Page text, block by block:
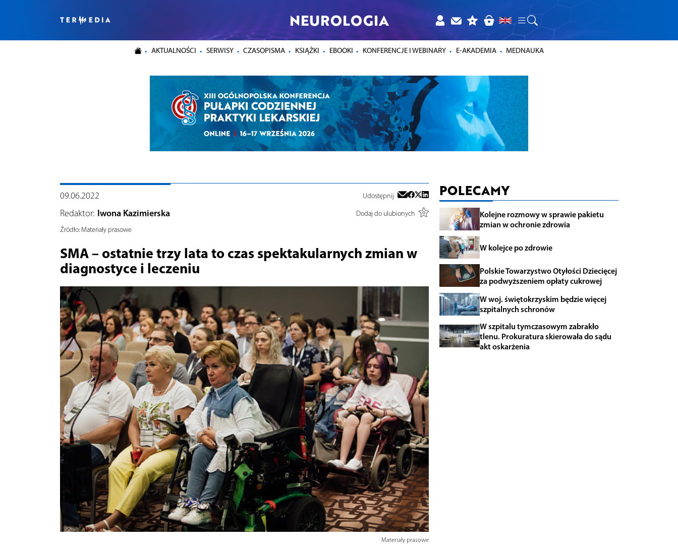
NEUROLOGIA
AKTUALNOŚCI SERWISY CZASOPISMA KSIĄŻKI EBOOKI KONFERENCJE I WEBINARY E-AKADEMIA MEDNAUKA
09.06.2022 Udostępnij
Redaktor: Iwona Kazimierska
Dodaj do ulubionych
Źródło:Materiały prasowe
SMA – ostatnie trzy lata to czas spektakularnych zmian w
diagnostyce i leczeniu
Materiały prasowe
POLECAMY
Kolejne rozmowy w sprawie pakietu
zmian w ochronie zdrowia
W kolejce po zdrowie
Polskie Towarzystwo Otyłości Dziecięcej
za podwyższeniem opłaty cukrowej
W woj. świętokrzyskim będzie więcej
szpitalnych schronów
W szpitalu tymczasowym zabrakło
tlenu. Prokuratura skierowała do sądu
akt oskarżenia